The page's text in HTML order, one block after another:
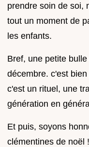
prendre soin de soi,
tout un moment de
les enfants.
Bref, une petite
décembre. c'est
c'est un rituel, une
génération en
Et puis, soyons
clémentines de noël